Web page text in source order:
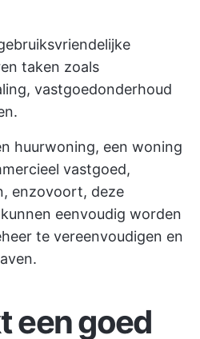
taken zoals
vastgoedonderhoud
huurwoning, een woning
vastgoed,
enzovoort, deze
eenvoudig worden
te vereenvoudigen en
een goed